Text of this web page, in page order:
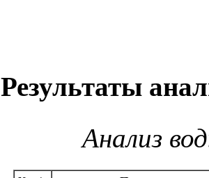
Результаты
Анализ